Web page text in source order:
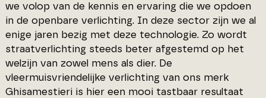
we volop van de kennis en ervaring die we opdoen
in de openbare verlichting. In deze sector zijn we al
enige jaren bezig met deze technologie. Zo wordt
straatverlichting steeds beter afgestemd op het
welzijn van zowel mens als dier. De
vleermuisvriendelijke verlichting van ons merk
Ghisamestieri is hier een mooi tastbaar resultaat